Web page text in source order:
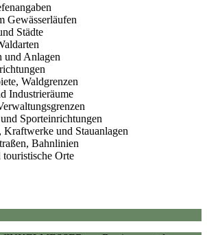
Gewässerläufen
Städte
und Anlagen
Waldgrenzen
Industrieräume
Sporteinrichtungen
Kraftwerke und Stauanlagen
Bahnlinien
Orte